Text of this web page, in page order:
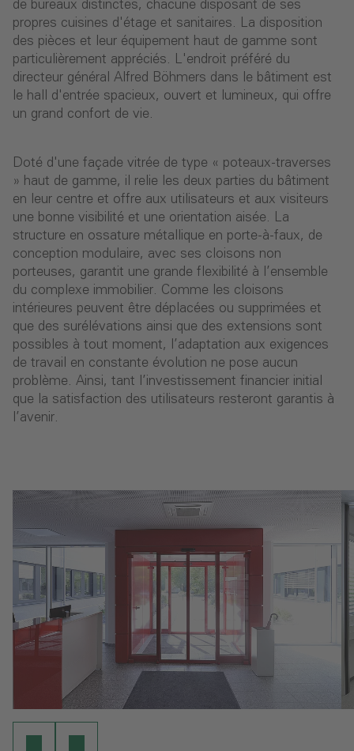
de bureaux distinctes, chacune disposant de ses
propres cuisines d'étage et sanitaires. La disposition
des pièces et leur équipement haut de gamme sont
particulièrement appréciés. L'endroit préféré du
directeur général Alfred Böhmers dans le bâtiment est
le hall d'entrée spacieux, ouvert et lumineux, qui offre
un grand confort de vie.
Doté d'une façade vitrée de type « poteaux-traverses
» haut de gamme, il relie les deux parties du bâtiment
en leur centre et offre aux utilisateurs et aux visiteurs
une bonne visibilité et une orientation aisée. La
structure en ossature métallique en porte-à-faux, de
conception modulaire, avec ses cloisons non
porteuses, garantit une grande flexibilité à l’ensemble
du complexe immobilier. Comme les cloisons
intérieures peuvent être déplacées ou supprimées et
que des surélévations ainsi que des extensions sont
possibles à tout moment, l’adaptation aux exigences
de travail en constante évolution ne pose aucun
problème. Ainsi, tant l’investissement financier initial
que la satisfaction des utilisateurs resteront garantis à
l’avenir.